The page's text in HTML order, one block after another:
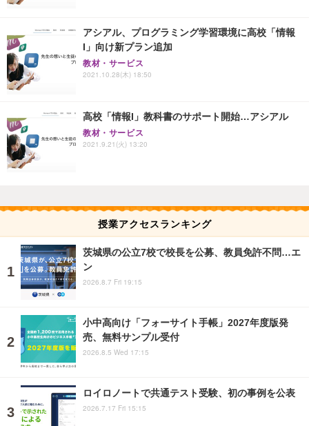
アシアル、プログラミング学習環境に高校「情報
I」向け新プラン追加
教材・サービス
2021.10.28(木) 18:50
高校「情報I」教科書のサポート開始…アシアル
教材・サービス
2021.9.21(火) 13:20
授業アクセスランキング
茨城県の公立7校で校長を公募、教員免許不問…エ
ン
2026.8.7 Fri 19:15
小中高向け「フォーサイト手帳」2027年度版発
売、無料サンプル受付
2026.8.5 Wed 17:15
ロイロノートで共通テスト受験、初の事例を公表
2026.7.17 Fri 15:15